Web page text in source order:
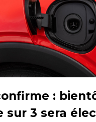
:
sur 3 sera